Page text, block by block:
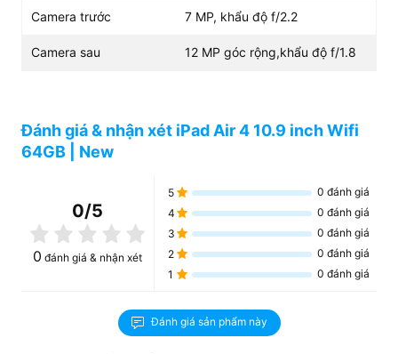
Màn hình có tần số quét 60Hz, tấm nền IPS
bạn sẽ không bị bỏ lỡ bất cứ chuyển động nào của nhân
vật. Độ phân giải màn hình đạt 2360 x 1640 pixels đem
đến chất lượng sắc nét và chân thực.
Camera trước 7 MP, khẩu độ f/2.2
Camera sau 12 MP góc rộng,khẩu độ f/1.8
Đánh giá & nhận xét iPad Air 4 10.9 inch Wifi
64GB | New
0/5
0 đánh giá & nhận xét
5 0 đánh giá
4
0 đánh giá
3
0 đánh giá
2
0 đánh giá
1
0 đánh giá
Đánh giá sản phẩm này